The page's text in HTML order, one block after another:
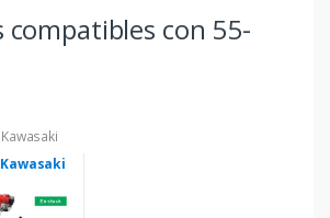
compatibles con 55-